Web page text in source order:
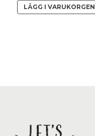
LÄGG I VARUKORGEN